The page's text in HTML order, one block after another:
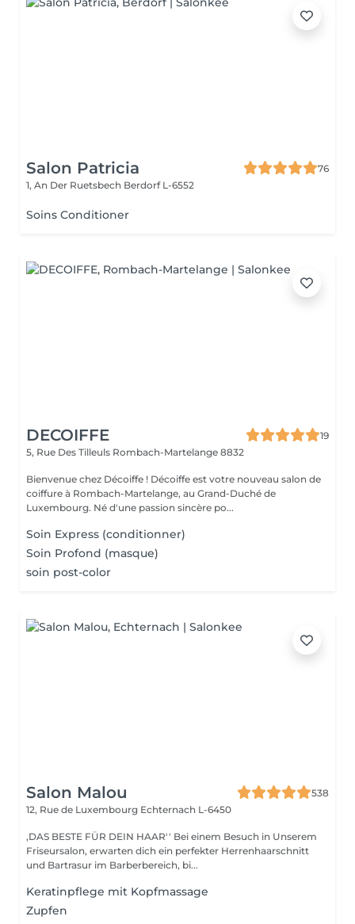
Salon Patricia
76
1, An Der Ruetsbech Berdorf L-6552
Soins Conditioner
DECOIFFE
19
5, Rue Des Tilleuls Rombach-Martelange 8832
Bienvenue chez Décoiffe ! Décoiffe est votre nouveau salon de
coiffure à Rombach-Martelange, au Grand-Duché de
Luxembourg. Né d'une passion sincère po...
Soin Express (conditionner)
Soin Profond (masque)
soin post-color
Salon Malou
538
12, Rue de Luxembourg Echternach L-6450
,DAS BESTE FÜR DEIN HAAR'' Bei einem Besuch in Unserem
Friseursalon, erwarten dich ein perfekter Herrenhaarschnitt
und Bartrasur im Barberbereich, bi...
Keratinpflege mit Kopfmassage
Zupfen